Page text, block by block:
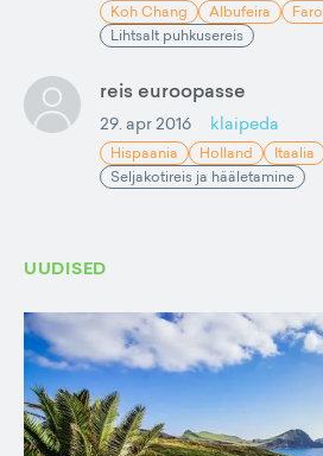
Koh Chang Albufeira Faro
Lihtsalt puhkusereis
reis euroopasse
29. apr 2016 klaipeda
Hispaania Holland Itaalia
Seljakotireis ja hääletamine
UUDISED